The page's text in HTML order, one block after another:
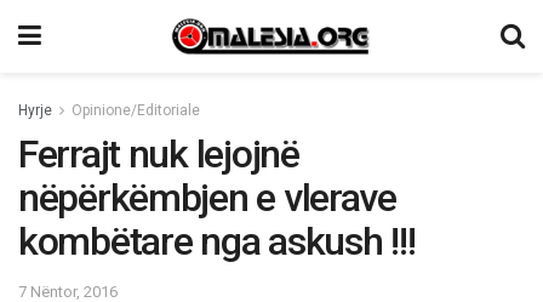
Hyrje Opinione/Editoriale
Ferrajt nuk lejojnë
nëpërkëmbjen e vlerave
kombëtare nga askush !!!
7 Nëntor, 2016